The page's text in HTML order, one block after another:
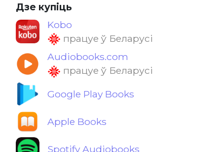
Дзе купіць
Kobo
працуе ў Беларусі
Audiobooks.com
працуе ў Беларусі
Google Play Books
Apple Books
Spotify Audiobooks